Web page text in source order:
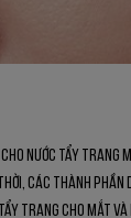
cho nước tẩy
các thành phần
trang cho mắt